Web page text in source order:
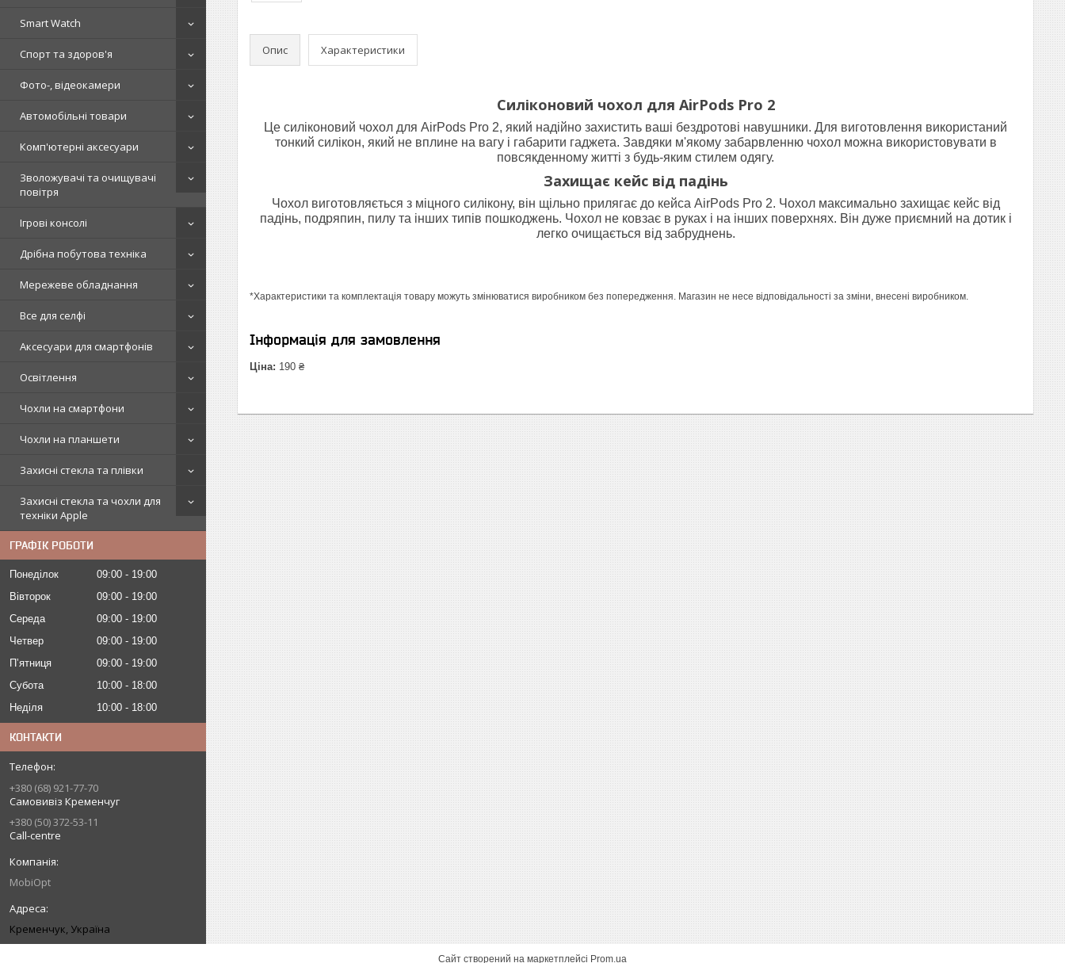
Smart Watch
Спорт та здоров'я
Фото-, відеокамери
Автомобільні товари
Комп'ютерні аксесуари
Зволожувачі та очищувачі
повітря
Ігрові консолі
Дрібна побутова техніка
Мережеве обладнання
Все для селфі
Аксесуари для смартфонів
Освітлення
Чохли на смартфони
Чохли на планшети
Захисні стекла та плівки
Захисні стекла та чохли для
техніки Apple
ГРАФІК РОБОТИ
Понеділок 09:00
19:00
Вівторок
09:00
19:00
Середа
09:00
19:00
Четвер
09:00
19:00
Пʼятниця
09:00
19:00
Субота
10:00
18:00
Неділя
10:00 18:00
КОНТАКТИ
+380 (68) 921-77-70
Самовивіз Кременчуг
+380 (50) 372-53-11
Call-centre
MobiOpt
Кременчук, Україна
Опис Характеристики
Силіконовий чохол для AirPods Pro 2
Це силіконовий чохол для AirPods Pro 2, який надійно захистить ваші бездротові навушники. Для виготовлення використаний
тонкий силікон, який не вплине на вагу і габарити гаджета. Завдяки м'якому забарвленню чохол можна використовувати в
повсякденному житті з будь-яким стилем одягу.
Захищає кейс від падінь
Чохол виготовляється з міцного силікону, він щільно прилягає до кейса AirPods Pro 2. Чохол максимально захищає кейс від
падінь, подряпин, пилу та інших типів пошкоджень. Чохол не ковзає в руках і на інших поверхнях. Він дуже приємний на дотик і
легко очищається від забруднень.
*Характеристики та комплектація товару можуть змінюватися виробником без попередження. Магазин не несе відповідальності за зміни, внесені виробником.
Інформація для замовлення
Ціна: 190 ₴
Сайт створений на маркетплейсі Prom.ua